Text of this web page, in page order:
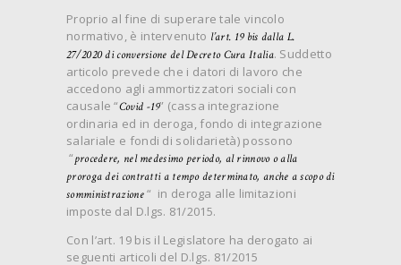
Proprio al fine di superare tale vincolo
normativo, è intervenuto l’art. 19 bis dalla L.
27/2020di conversione del Decreto Cura Italia. Suddetto
articolo prevede che i datori di lavoro che
accedono agli ammortizzatori sociali con
causale “Covid -19” (cassa integrazione
ordinaria ed in deroga, fondo di integrazione
salariale e fondi di solidarietà) possono
“procedere, nel medesimo periodo, al rinnovo o alla
proroga dei contratti a tempo determinato, anche a scopo di
somministrazione“ in deroga alle limitazioni
imposte dal D.lgs. 81/2015.
Con l’art. 19 bis il Legislatore ha derogato ai
seguenti articoli del D.lgs. 81/2015